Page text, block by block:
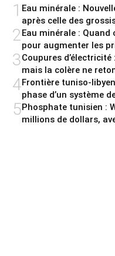
1 Eau minérale :
après celle des
2 Eau minérale :
pour augmenter les
3Coupures
mais la colère ne
4Frontière tuniso-
phase d’un système
5Phosphate tunisien :
millions de dollars,